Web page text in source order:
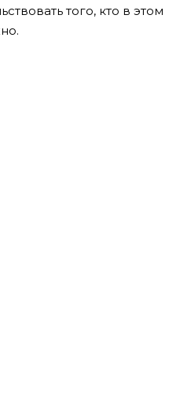
того, кто в этом